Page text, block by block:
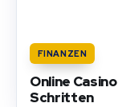
FINANZEN
Online
Schritten